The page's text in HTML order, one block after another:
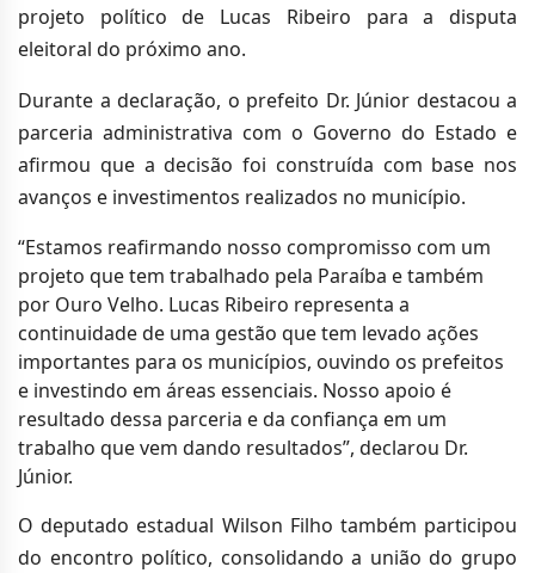
projeto político de Lucas Ribeiro para a disputa
eleitoral do próximo ano.
Durante a declaração, o prefeito Dr. Júnior destacou a
parceria administrativa com o Governo do Estado e
afirmou que a decisão foi construída com base nos
avanços e investimentos realizados no município.
“Estamos reafirmando nosso compromisso com um
projeto que tem trabalhado pela Paraíba e também
por Ouro Velho. Lucas Ribeiro representa a
continuidade de uma gestão que tem levado ações
importantes para os municípios, ouvindo os prefeitos
e investindo em áreas essenciais. Nosso apoio é
resultado dessa parceria e da confiança em um
trabalho que vem dando resultados”, declarou Dr.
Júnior.
O deputado estadual Wilson Filho também participou
do encontro político, consolidando a união do grupo